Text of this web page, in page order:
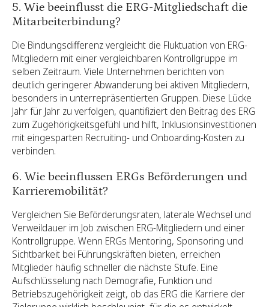
5. Wie beeinflusst die ERG-Mitgliedschaft die
Mitarbeiterbindung?
Die Bindungsdifferenz vergleicht die Fluktuation von ERG-
Mitgliedern mit einer vergleichbaren Kontrollgruppe im
selben Zeitraum. Viele Unternehmen berichten von
deutlich geringerer Abwanderung bei aktiven Mitgliedern,
besonders in unterrepräsentierten Gruppen. Diese Lücke
Jahr für Jahr zu verfolgen, quantifiziert den Beitrag des ERG
zum Zugehörigkeitsgefühl und hilft, Inklusionsinvestitionen
mit eingesparten Recruiting- und Onboarding-Kosten zu
verbinden.
6. Wie beeinflussen ERGs Beförderungen und
Karrieremobilität?
Vergleichen Sie Beförderungsraten, laterale Wechsel und
Verweildauer im Job zwischen ERG-Mitgliedern und einer
Kontrollgruppe. Wenn ERGs Mentoring, Sponsoring und
Sichtbarkeit bei Führungskräften bieten, erreichen
Mitglieder häufig schneller die nächste Stufe. Eine
Aufschlüsselung nach Demografie, Funktion und
Betriebszugehörigkeit zeigt, ob das ERG die Karriere der